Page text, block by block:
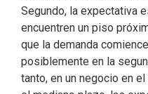
Segundo, la expectativa
encuentren un piso
que la demanda
posiblemente en la
tanto, en un negocio en